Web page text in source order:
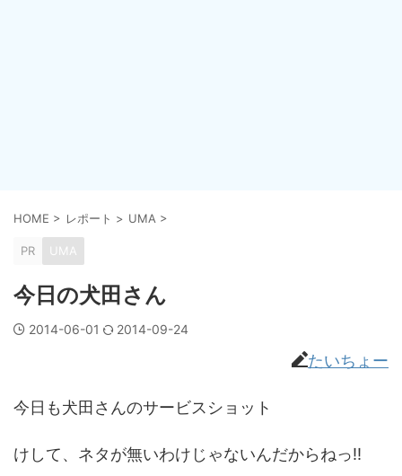
HOME > レポート > UMA >
PR UMA
今日の犬田さん
2014-06-01 2014-09-24
たいちょー
今日も犬田さんのサービスショット
けして、ネタが無いわけじゃないんだからねっ!!